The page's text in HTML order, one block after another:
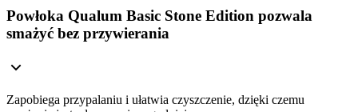
Powłoka Qualum Basic Stone Edition pozwala
smażyć bez przywierania
Zapobiega przypalaniu i ułatwia czyszczenie, dzięki czemu